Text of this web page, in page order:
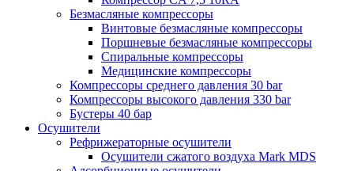
Безмасляные компрессоры
Винтовые безмасляные компрессоры
Поршневые безмасляные компрессоры
Спиральные компрессоры
Медицинские компрессоры
Компрессоры среднего давления 30 bar
Компрессоры высокого давления 330 bar
Бустеры 40 бар
Осушители
Рефрижераторные осушители
Осушители сжатого воздуха Mark MDS